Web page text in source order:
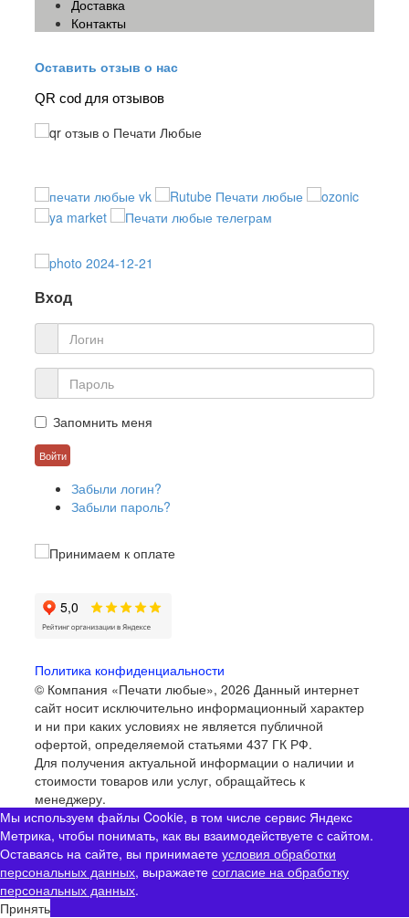
Доставка
Контакты
Оставить отзыв о нас
QR cod для отзывов
Вход
Запомнить меня
Забыли логин?
Забыли пароль?
Политика конфиденциальности
© Компания «Печати любые», 2026 Данный интернет
сайт носит исключительно информационный характер
и ни при каких условиях не является публичной
офертой, определяемой статьями 437 ГК РФ.
Для получения актуальной информации о наличии и
стоимости товаров или услуг, обращайтесь к
менеджеру.
Мы используем файлы Cookie, в том числе сервис Яндекс
Метрика, чтобы понимать, как вы взаимодействуете с сайтом.
Оставаясь на сайте, вы принимаете условия обработки
персональных данных, выражаете согласие на обработку
персональных данных.
Принять